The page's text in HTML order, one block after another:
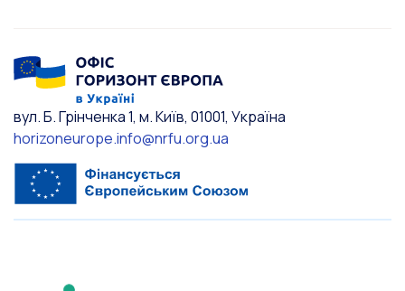
вул. Б. Грінченка 1, м. Київ, 01001, Україна
horizoneurope.info@nrfu.org.ua